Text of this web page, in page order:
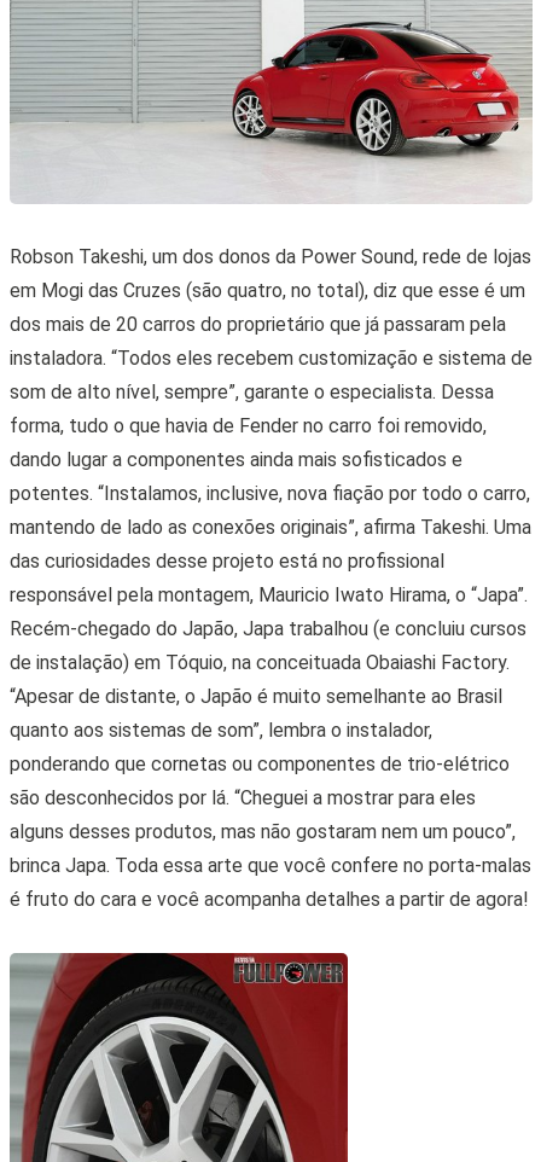
Robson Takeshi, um dos donos da Power Sound, rede de lojas
em Mogi das Cruzes (são quatro, no total), diz que esse é um
dos mais de 20 carros do proprietário que já passaram pela
instaladora. “Todos eles recebem customização e sistema de
som de alto nível, sempre”, garante o especialista. Dessa
forma, tudo o que havia de Fender no carro foi removido,
dando lugar a componentes ainda mais sofisticados e
potentes. “Instalamos, inclusive, nova fiação por todo o carro,
mantendo de lado as conexões originais”, afirma Takeshi. Uma
das curiosidades desse projeto está no profissional
responsável pela montagem, Mauricio Iwato Hirama, o “Japa”.
Recém-chegado do Japão, Japa trabalhou (e concluiu cursos
de instalação) em Tóquio, na conceituada Obaiashi Factory.
“Apesar de distante, o Japão é muito semelhante ao Brasil
quanto aos sistemas de som”, lembra o instalador,
ponderando que cornetas ou componentes de trio-elétrico
são desconhecidos por lá. “Cheguei a mostrar para eles
alguns desses produtos, mas não gostaram nem um pouco”,
brinca Japa. Toda essa arte que você confere no porta-malas
é fruto do cara e você acompanha detalhes a partir de agora!